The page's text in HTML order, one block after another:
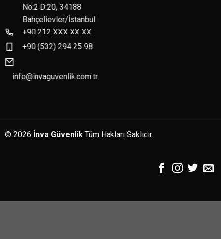
No:2 D:20, 34188
Bahçelievler/İstanbul
+90 212 XXX XX XX
+90 (532) 294 25 98
info@invaguvenlik.com.tr
© 2026 İnva GüvenlikTüm Hakları Saklıdır.